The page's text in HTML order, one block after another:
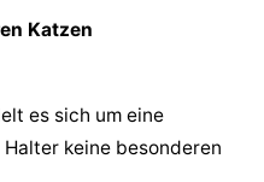
Katzen
es sich um eine
Halter keine besonderen